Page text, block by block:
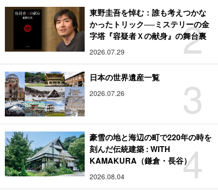
2
東野圭吾を悼む：誰も考えつかな
かったトリック──ミステリーの金
字塔『容疑者Ｘの献身』の舞台裏
2026.07.29
3
日本の世界遺産一覧
2026.07.26
4
豪雪の地と海辺の町で220年の時を
刻んだ伝統建築 : WITH
KAMAKURA（鎌倉・長谷）
2026.08.04